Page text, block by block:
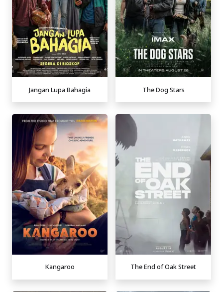
Jangan Lupa Bahagia The Dog Stars
Kangaroo The End of Oak Street